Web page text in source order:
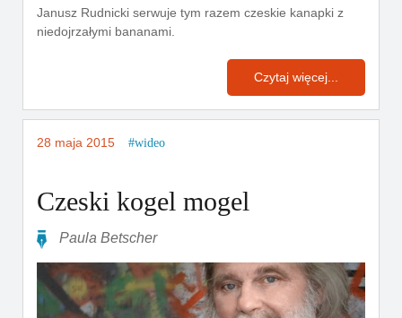
Janusz Rudnicki serwuje tym razem czeskie kanapki z
niedojrzałymi bananami.
Czytaj więcej...
28 maja 2015 wideo
Czeski kogel mogel
Paula Betscher